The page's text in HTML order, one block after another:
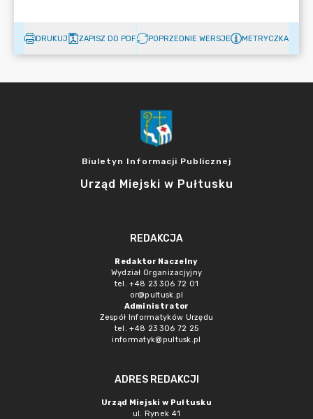
DRUKUJ ZAPISZ DO PDF POPRZEDNIE WERSJE METRYCZKA
Biuletyn Informacji Publicznej
Urząd Miejski w Pułtusku
REDAKCJA
Redaktor Naczelny
Wydział Organizacjyjny
tel. +48 23 306 72 01
or@pultusk.pl
Administrator
Zespół Informatyków Urzędu
tel. +48 23 306 72 25
informatyk@pultusk.pl
ADRES REDAKCJI
Urząd Miejski w Pułtusku
ul. Rynek 41